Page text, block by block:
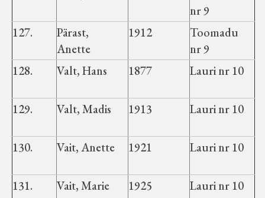
nr 9
127.
Pärast,
Anette
1912
Toomadu
nr 9
128.
Valt, Hans 1877 Lauri nr 10
129. Valt, Madis 1913 Lauri nr 10
130. Vait, Anette 1921 Lauri nr 10
131. Vait, Marie 1925 Lauri nr 10